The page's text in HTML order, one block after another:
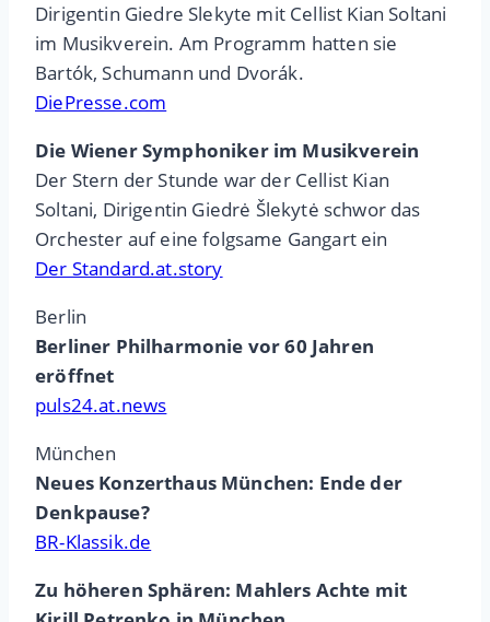
Dirigentin Giedre Slekyte mit Cellist Kian Soltani
im Musikverein. Am Programm hatten sie
Bartók, Schumann und Dvorák.
DiePresse.com
Die Wiener Symphoniker im Musikverein
Der Stern der Stunde war der Cellist Kian
Soltani, Dirigentin Giedrė Šlekytė schwor das
Orchester auf eine folgsame Gangart ein
Der Standard.at.story
Berlin
Berliner Philharmonie vor 60 Jahren
eröffnet
puls24.at.news
München
Neues Konzerthaus München: Ende der
Denkpause?
BR-Klassik.de
Zu höheren Sphären: Mahlers Achte mit